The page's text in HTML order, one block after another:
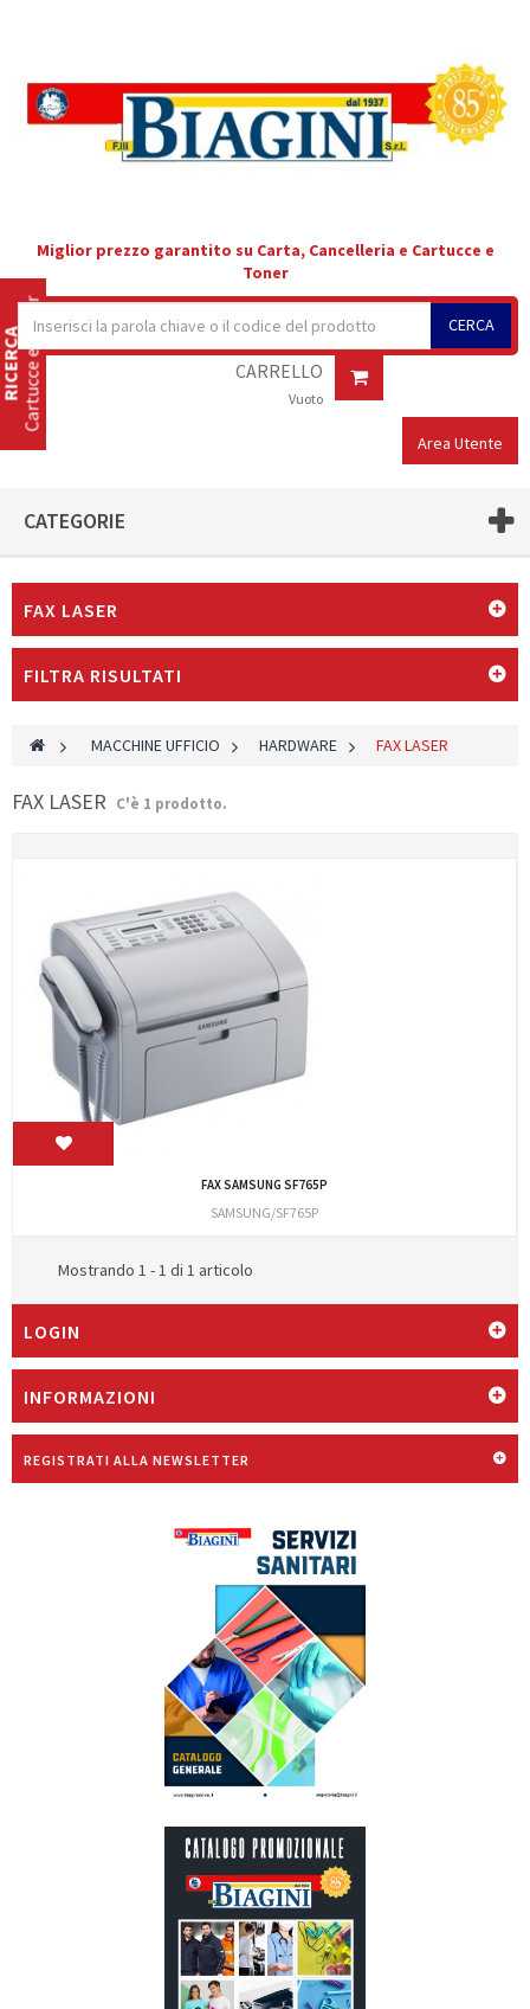
Miglior prezzo garantito su Carta, Cancelleria e Cartucce e
Toner
CERCA
CARRELLO
Vuoto
Area Utente
CATEGORIE
FAX LASER
FILTRA RISULTATI
> MACCHINE UFFICIO > HARDWARE > FAX LASER
FAX LASER C'è 1 prodotto.
FAX SAMSUNG SF765P
SAMSUNG/SF765P
Mostrando 1 - 1 di 1 articolo
LOGIN
INFORMAZIONI
REGISTRATI ALLA NEWSLETTER
Cartucce e Toner